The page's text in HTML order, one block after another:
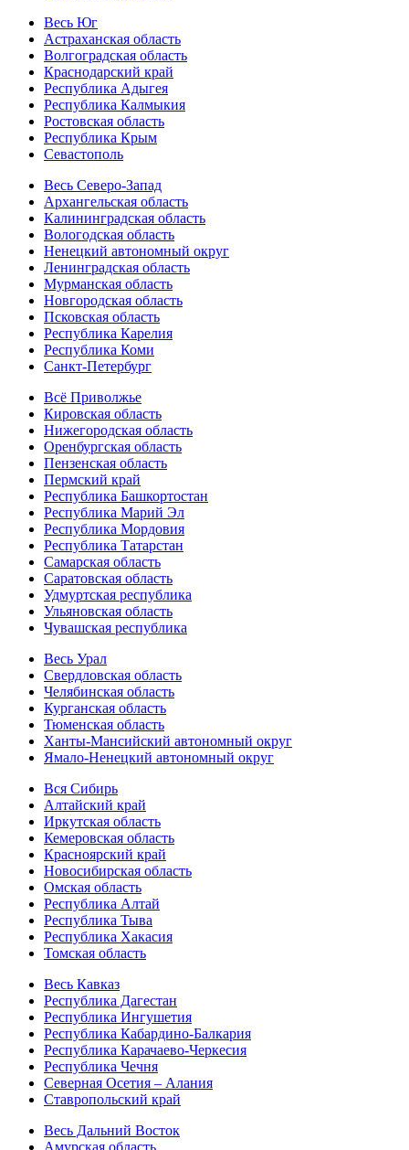
Весь Юг
Астраханская область
Волгоградская область
Краснодарский край
Республика Адыгея
Республика Калмыкия
Ростовская область
Республика Крым
Севастополь
Весь Северо-Запад
Архангельская область
Калининградская область
Вологодская область
Ненецкий автономный округ
Ленинградская область
Мурманская область
Новгородская область
Псковская область
Республика Карелия
Республика Коми
Санкт-Петербург
Всё Приволжье
Кировская область
Нижегородская область
Оренбургская область
Пензенская область
Пермский край
Республика Башкортостан
Республика Марий Эл
Республика Мордовия
Республика Татарстан
Самарская область
Саратовская область
Удмуртская республика
Ульяновская область
Чувашская республика
Весь Урал
Свердловская область
Челябинская область
Курганская область
Тюменская область
Ханты-Мансийский автономный округ
Ямало-Ненецкий автономный округ
Вся Сибирь
Алтайский край
Иркутская область
Кемеровская область
Красноярский край
Новосибирская область
Омская область
Республика Алтай
Республика Тыва
Республика Хакасия
Томская область
Весь Кавказ
Республика Дагестан
Республика Ингушетия
Республика Кабардино-Балкария
Республика Карачаево-Черкесия
Республика Чечня
Северная Осетия – Алания
Ставропольский край
Весь Дальний Восток
Амурская область